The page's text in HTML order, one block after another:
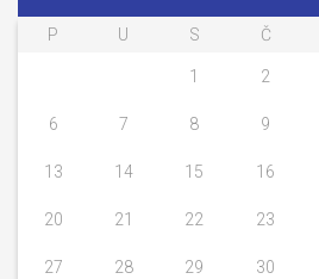
P U S Č
1 2
6 7 8 9
13 14 15 16
20 21 22 23
27 28 29 30